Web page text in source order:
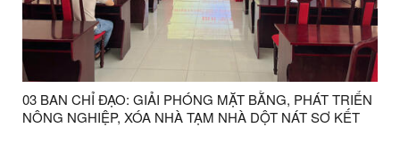
03 BAN CHỈ ĐẠO: GIẢI PHÓNG MẶT BẰNG, PHÁT TRIỂN
NÔNG NGHIỆP, XÓA NHÀ TẠM NHÀ DỘT NÁT SƠ KẾT